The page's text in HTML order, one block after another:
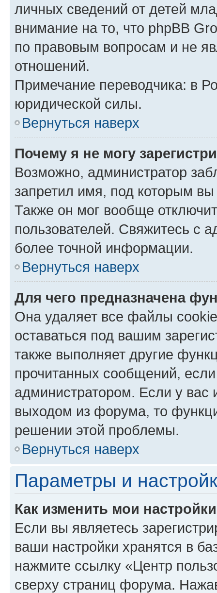
личных сведений от детей
внимание на то, что phpBB
по правовым вопросам и не
отношений.
Примечание переводчика: в
юридической силы.
Вернуться наверх
Почему я не могу
Возможно, администратор
запретил имя, под которым вы
Также он мог вообще
пользователей. Свяжитесь с
более точной информации.
Вернуться наверх
Для чего предназначена
Она удаляет все файлы
оставаться под вашим
также выполняет другие
прочитанных сообщений,
администратором. Если у
выходом из форума, то
решении этой проблемы.
Вернуться наверх
Параметры и
Как изменить мои
Если вы являетесь
ваши настройки хранятся в
нажмите ссылку «Центр
сверху страниц форума.